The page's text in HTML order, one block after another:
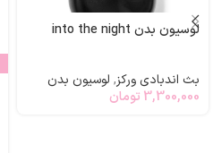
لوسیون بدن into the night
بث اندبادی ورکز, لوسیون بدن
3,300,000 تومان